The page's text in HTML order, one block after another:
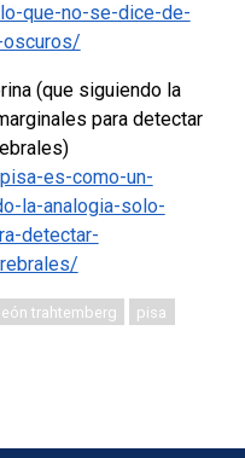
que-no-se-dice-de-
(que siguiendo la
para detectar
es-como-un-
la-analogia-solo-
detectar-
león trahtemberg
pisa